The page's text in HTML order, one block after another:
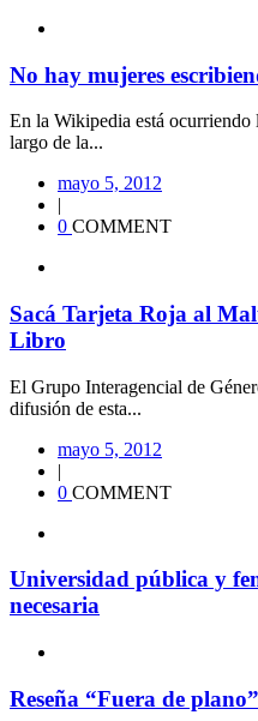
No hay mujeres
En la Wikipedia está
largo de la...
mayo 5, 2012
|
0 COMMENT
Sacá Tarjeta Roja al
Libro
El Grupo Interagencial de
difusión de esta...
mayo 5, 2012
|
0 COMMENT
Universidad pública y
necesaria
Reseña “Fuera de plano”